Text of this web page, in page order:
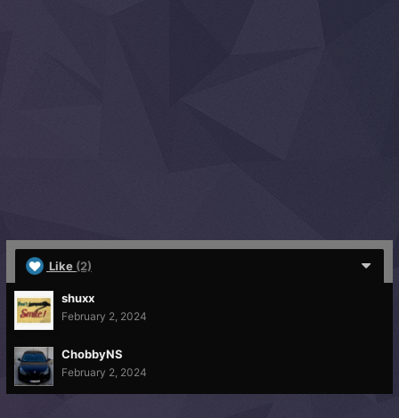
Like (2)
shuxx
February 2, 2024
ChobbyNS
February 2, 2024